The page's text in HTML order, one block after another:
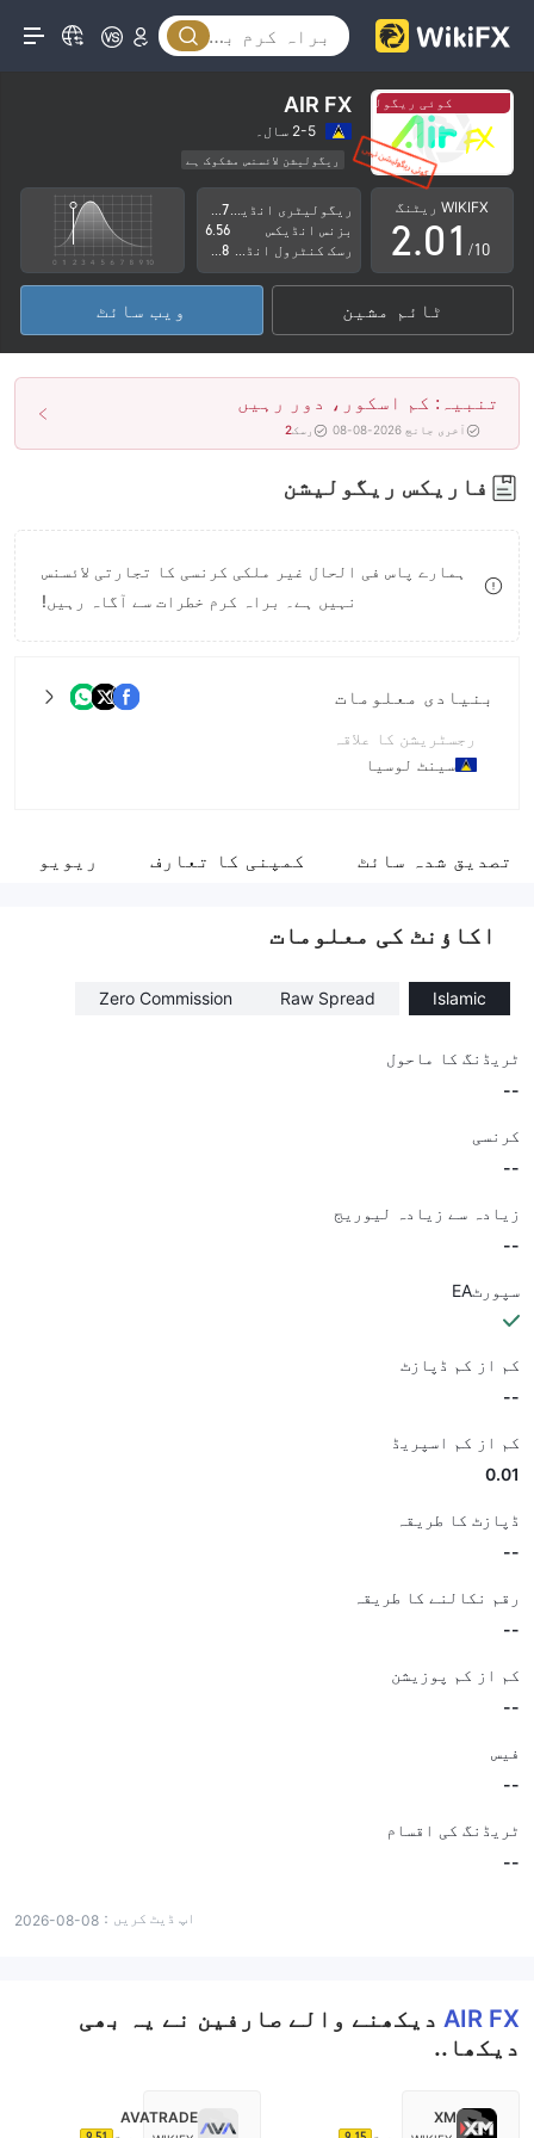
کوئی ریگولیشن نہیں کوئی ریگولیشن نہیںAIR FX
2-5 سال۔
ریگولیشن لائسنس مشکوک ہے
کاروباری علاقے میں شبہات
اعلیٰ سطح کے خطرات
WIKIFX ریٹنگ
0
1
2
3
4
5
6
7
8
9
.0
1
2
3
4
5
6
7
0
1
2
3
4
5
6
7
8
/10
4.17
بزنس انڈیکس
6.56
ٹائم مشین ویب سائٹ
تنبیہ: کم اسکور، دور رہیں
آخری جانچ 2026-08-08 رسک2
فاریکس ریگولیشن
ہمارے پاس فی الحال غیر ملکی کرنسی کا تجارتی لائسنس
نہیں ہے۔ براہ کرم خطرات سے آگاہ رہیں!
بنیادی معلومات
رجسٹریشن کا علاقہ
سینٹ لوسیا
کمپنی کا مکمل نام
تصدیق شدہ سائٹ کمپنی کا تعارف ریویو
اکاؤنٹ کی معلومات
Islamic
Raw Spread
Zero Commission
ٹریڈنگ کا ماحول
--
کرنسی
--
زیادہ سے زیادہ لیوریج
--
سپورٹEA
کم از کم ڈپازٹ
--
کم از کم اسپریڈ
0.01
ڈپازٹ کا طریقہ
--
رقم نکالنے کا طریقہ
--
کم از کم پوزیشن
--
فیس
--
ٹریڈنگ کی اقسام
--
اپ ڈیٹ کریں： 2026-08-08
AIR FX دیکھنے والے صارفین نے یہ بھی
دیکھا..
XM
AVATRADE